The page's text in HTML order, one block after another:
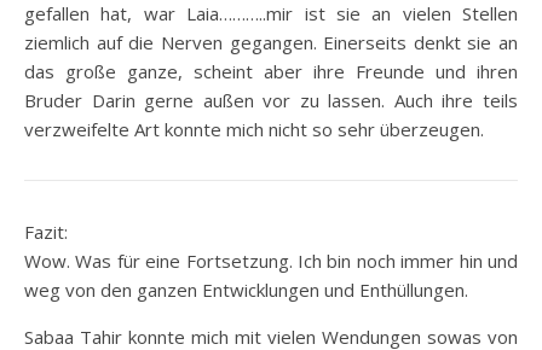
gefallen hat, war Laia………..mir ist sie an vielen Stellen
ziemlich auf die Nerven gegangen. Einerseits denkt sie an
das große ganze, scheint aber ihre Freunde und ihren
Bruder Darin gerne außen vor zu lassen. Auch ihre teils
verzweifelte Art konnte mich nicht so sehr überzeugen.
Fazit:
Wow. Was für eine Fortsetzung. Ich bin noch immer hin und
weg von den ganzen Entwicklungen und Enthüllungen.
Sabaa Tahir konnte mich mit vielen Wendungen sowas von